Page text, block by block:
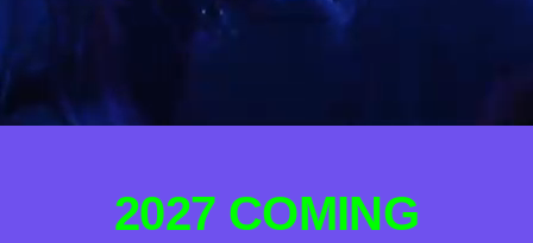
2027 COMING